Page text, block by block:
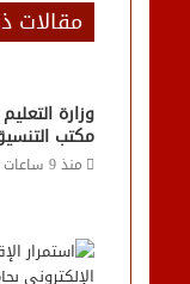
مقالات
وزارة
مكتب
منذ 9 ساعات